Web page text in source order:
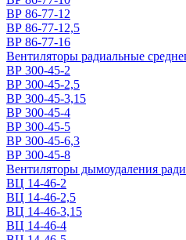
ВР 86-77-12
ВР 86-77-12,5
ВР 86-77-16
Вентиляторы радиальные
ВР 300-45-2
ВР 300-45-2,5
ВР 300-45-3,15
ВР 300-45-4
ВР 300-45-5
ВР 300-45-6,3
ВР 300-45-8
Вентиляторы дымоудаления
ВЦ 14-46-2
ВЦ 14-46-2,5
ВЦ 14-46-3,15
ВЦ 14-46-4